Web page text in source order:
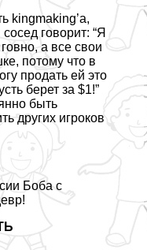
kingmaking’a,
говорит: “Я
а все свои
потому что в
продать ей это
берет за $1!”
быть
других игроков
Боба с